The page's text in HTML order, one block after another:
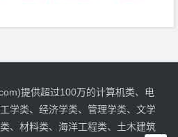
提供超过100万的计算机类、电
学类、经济学类、管理学类、文学
、材料类、海洋工程类、土木建筑